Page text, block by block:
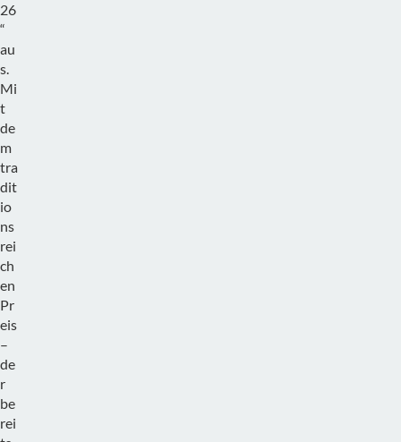
26
“
au
s.
Mi
t
de
m
tra
dit
io
ns
rei
ch
en
Pr
eis
–
de
r
be
rei